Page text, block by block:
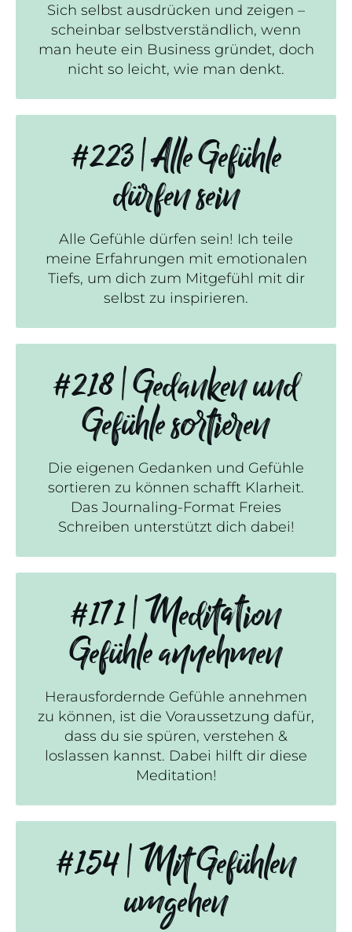
Sich selbst ausdrücken und zeigen –
scheinbar selbstverständlich, wenn
man heute ein Business gründet, doch
nicht so leicht, wie man denkt.
#223 | Alle Gefühle
dürfen sein
Alle Gefühle dürfen sein! Ich teile
meine Erfahrungen mit emotionalen
Tiefs, um dich zum Mitgefühl mit dir
selbst zu inspirieren.
#218 | Gedanken und
Gefühle sortieren
Die eigenen Gedanken und Gefühle
sortieren zu können schafft Klarheit.
Das Journaling-Format Freies
Schreiben unterstützt dich dabei!
#171 | Meditation
Gefühle annehmen
Herausfordernde Gefühle annehmen
zu können, ist die Voraussetzung dafür,
dass du sie spüren, verstehen &
loslassen kannst. Dabei hilft dir diese
Meditation!
#154 | Mit Gefühlen
umgehen